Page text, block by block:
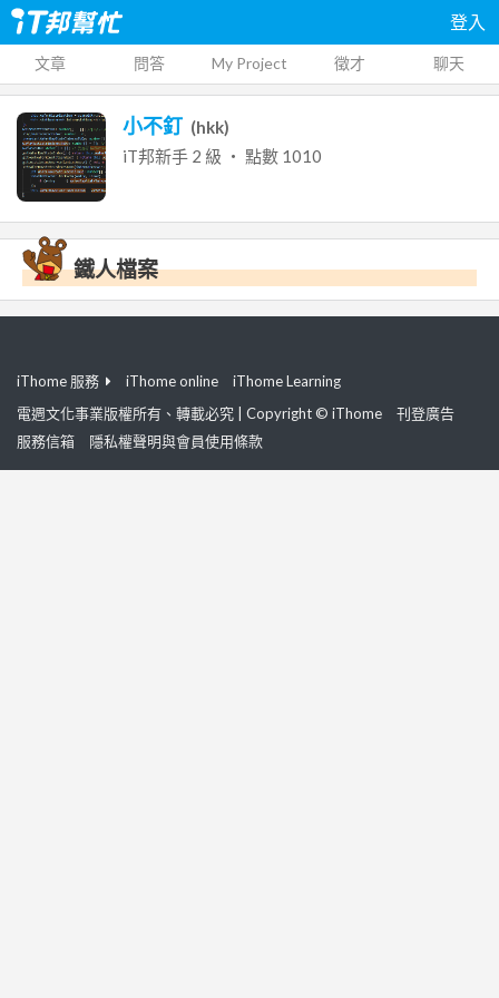
登入
文章 問答 My Project 徵才 聊天
小不釘 (hkk)
iT邦新手 2 級 ‧ 點數 1010
鐵人檔案
iThome 服務 iThome online
iThome Learning
電週文化事業版權所有、轉載必究 | Copyright © iThome
刊登廣告
服務信箱
隱私權聲明與會員使用條款